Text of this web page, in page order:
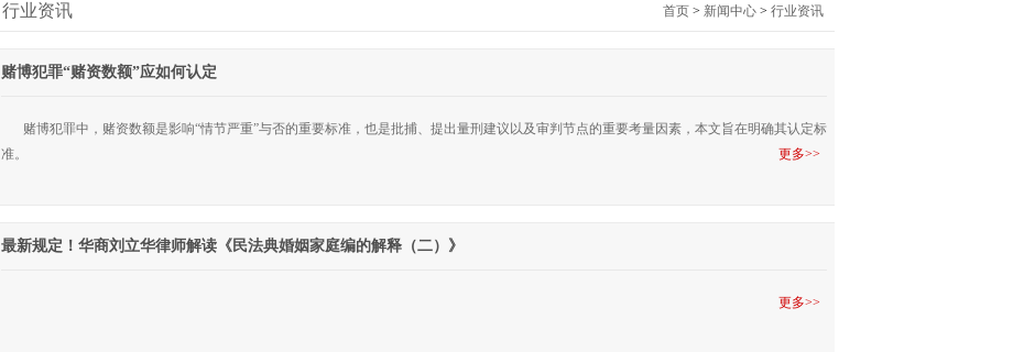
首页 > 新闻中心 > 行业资讯
行业资讯
赌博犯罪“赌资数额”应如何认定
赌博犯罪中，赌资数额是影响“情节严重”与否的重要标准，也是批捕、提出量刑建议以及审判节点的重要考量因素，本文旨在明确其认定标
准。
更多>>
最新规定！华商刘立华律师解读《民法典婚姻家庭编的解释（二）》
更多>>